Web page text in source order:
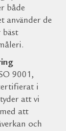
både
använder de
bäst
9001,
i
att vi
att
och